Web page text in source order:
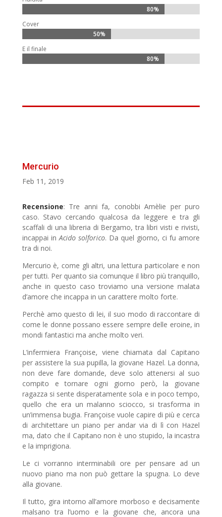
80%
80%
Cover
50%
50%
E il finale
80%
80%
Mercurio
Feb 11, 2019
Recensione: Tre anni fa, conobbi Amèlie per puro
caso. Stavo cercando qualcosa da leggere e tra gli
scaffali di una libreria di Bergamo, tra libri visti e rivisti,
incappai inAcido solforico. Da quel giorno, ci fu amore
tra di noi.
Mercurio è, come gli altri, una lettura particolare e non
per tutti. Per quanto sia comunque il libro più tranquillo,
anche in questo caso troviamo una versione malata
d’amore che incappa in un carattere molto forte.
Perchè amo questo di lei, il suo modo di raccontare di
come le donne possano essere sempre delle eroine, in
mondi fantastici ma anche molto veri.
L’infermiera Françoise, viene chiamata dal Capitano
per assistere la sua pupilla, la giovane Hazel. La donna,
non deve fare domande, deve solo attenersi al suo
compito e tornare ogni giorno però, la giovane
ragazza si sente disperatamente sola e in poco tempo,
quello che era un malanno sciocco, si trasforma in
un’immensa bugia. Françoise vuole capire di più e cerca
di architettare un piano per andar via di lì con Hazel
ma, dato che il Capitano non è uno stupido, la incastra
e la imprigiona.
Le ci vorranno interminabili ore per pensare ad un
nuovo piano ma non può gettare la spugna. Lo deve
alla giovane.
Il tutto, gira intorno all’amore morboso e decisamente
malsano tra l’uomo e la giovane che, ancora una